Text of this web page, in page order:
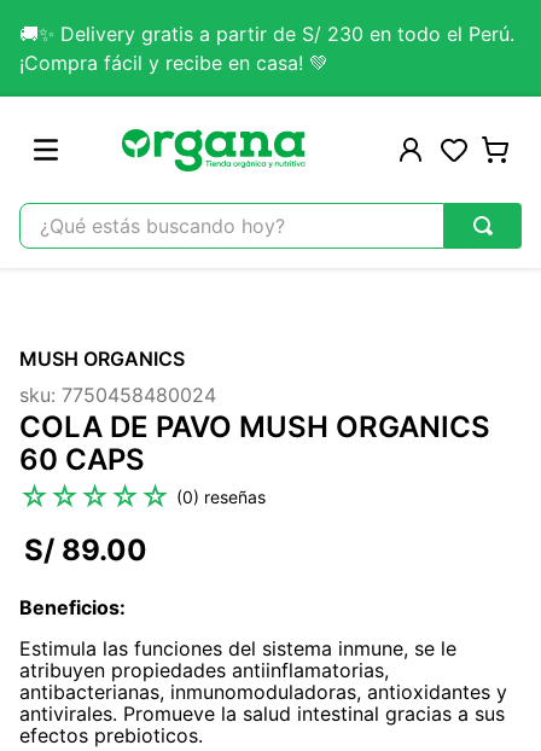
🚚✨ Delivery gratis a partir de S/ 230 en todo el Perú.
¡Compra fácil y recibe en casa! 💚
¿Qué estás buscando hoy?
2.
citrato magnesio
3.
colageno
4.
kefir
5 .
glicinato magnesio
8.
magnesio
9.
stevia
10. proteina
MUSH ORGANICS
sku: 7750458480024
COLA DE PAVO MUSH ORGANICS
60 CAPS
☆☆☆☆☆ (0)
S/ 89.00
Beneficios:
Estimula las funciones del sistema inmune, se le
atribuyen propiedades antiinflamatorias,
antibacterianas, inmunomoduladoras, antioxidantes y
antivirales. Promueve la salud intestinal gracias a sus
efectos prebioticos.